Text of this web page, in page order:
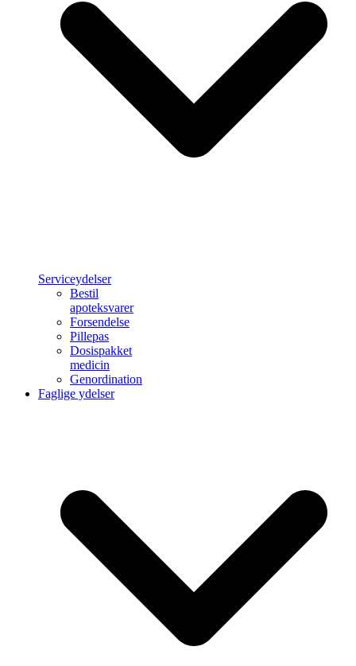
Serviceydelser
Bestil
apoteksvarer
Forsendelse
Pillepas
Dosispakket
medicin
Genordination
Faglige ydelser